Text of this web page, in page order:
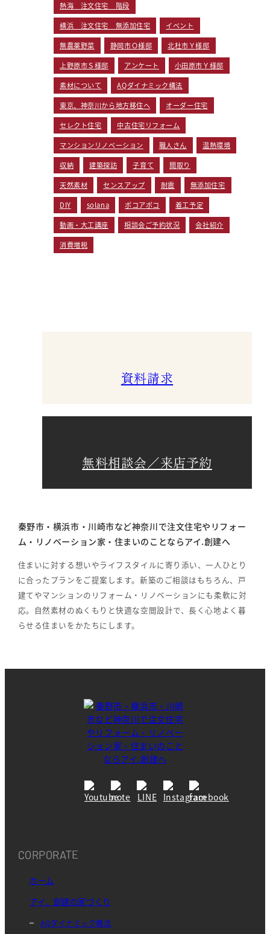
熱海 注文住宅 階段
横浜 注文住宅 無添加住宅 イベント
無農薬野菜 静岡市Ｏ様邸 北杜市Ｙ様邸
上野原市Ｓ様邸 アンケート 小田原市Ｙ様邸
素材について AQダイナミック構法
東京、神奈川から地方移住へ オーダー住宅
セレクト住宅 中古住宅リフォーム
マンションリノベーション 職人さん 温熱環境
収納 建築探訪 子育て 間取り
天然素材 センスアップ 耐震 無添加住宅
DIY solana ポコアポコ 着工予定
動画・大工講座 相談会ご予約状況 会社紹介
消費増税
資料請求
無料相談会／来店予約
秦野市・横浜市・川崎市など神奈川で注文住宅やリフォー
ム・リノベーション家・住まいのことならアイ.創建へ
住まいに対する想いやライフスタイルに寄り添い、一人ひとり
に合ったプランをご提案します。新築のご相談はもちろん、戸
建てやマンションのリフォーム・リノベーションにも柔軟に対
応。自然素材のぬくもりと快適な空間設計で、長く心地よく暮
らせる住まいをかたちにします。
CORPORATE
ホーム
アイ．創建の家づくり
AQダイナミック構法